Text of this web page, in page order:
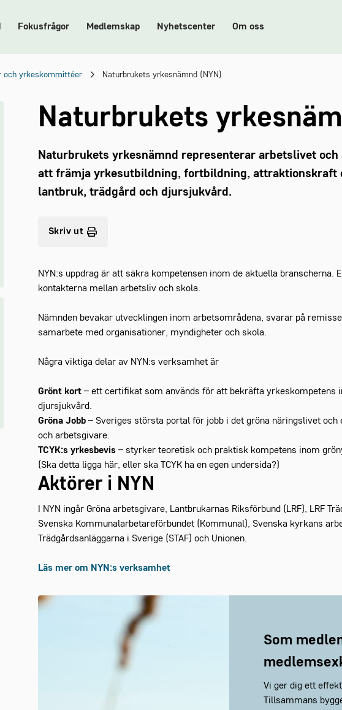
Fokusfrågor Medlemskap Nyhetscenter Om oss
och yrkeskommittéer Naturbrukets yrkesnämnd (NYN)
Naturbrukets
Naturbrukets yrkesnämnd representerar arbetslivet
att främja yrkesutbildning, fortbildning, attraktionskraft
lantbruk, trädgård och djursjukvård.
Skriv ut
NYN:s uppdrag är att säkra kompetensen inom de aktuella branscherna.
kontakterna mellan arbetsliv och skola.
Nämnden bevakar utvecklingen inom arbetsområdena, svarar på
samarbete med organisationer, myndigheter och skola.
Några viktiga delar av NYN:s verksamhet är
Grönt kort – ett certifikat som används för att bekräfta yrkeskompetens
djursjukvård.
Gröna Jobb – Sveriges största portal för jobb i det gröna näringslivet
och arbetsgivare.
TCYK:s yrkesbevis – styrker teoretisk och praktisk kompetens inom
(Ska detta ligga här, eller ska TCYK ha en egen undersida?)
Aktörer i NYN
I NYN ingår Gröna arbetsgivare, Lantbrukarnas Riksförbund (LRF), LRF
Svenska Kommunalarbetareförbundet (Kommunal), Svenska kyrkans
Trädgårdsanläggarna i Sverige (STAF) och Unionen.
Läs mer om NYN:s verksamhet
Som
Vi ger dig ett
Tillsammans